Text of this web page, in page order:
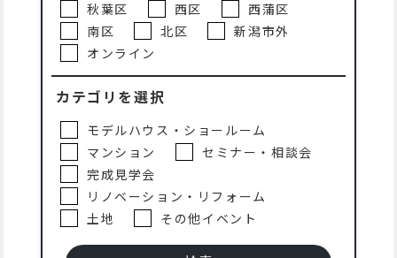
秋葉区
西区
西蒲区
南区
北区
新潟市外
オンライン
カテゴリを選択
モデルハウス・ショールーム
マンション
セミナー・相談会
完成見学会
リノベーション・リフォーム
土地
その他イベント